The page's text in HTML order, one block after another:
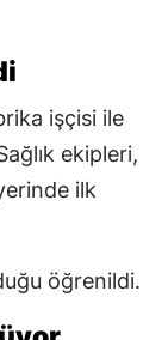
işçisi ile
ekipleri,
ilk
öğrenildi.